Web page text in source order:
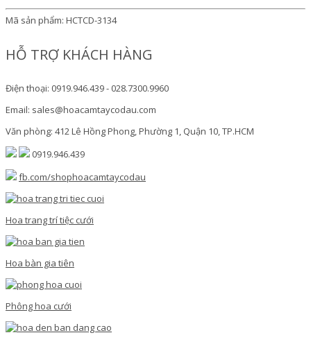
Mã sản phẩm: HCTCD-3134
HỖ TRỢ KHÁCH HÀNG
Điện thoại: 0919.946.439 - 028.7300.9960
Email: sales@hoacamtaycodau.com
Văn phòng: 412 Lê Hồng Phong, Phường 1, Quận 10, TP.HCM
0919.946.439
fb.com/shophoacamtaycodau
Hoa trang trí tiệc cưới
Hoa bàn gia tiên
Phông hoa cưới